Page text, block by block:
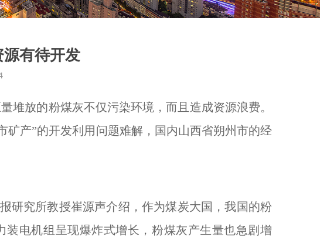
有待开发
堆放的粉煤灰不仅污染环境，而且造成资源浪费。
产”的开发利用问题难解，国内山西省朔州市的经
研究所教授崔源声介绍，作为煤炭大国，我国的粉
电机组呈现爆炸式增长，粉煤灰产生量也急剧增